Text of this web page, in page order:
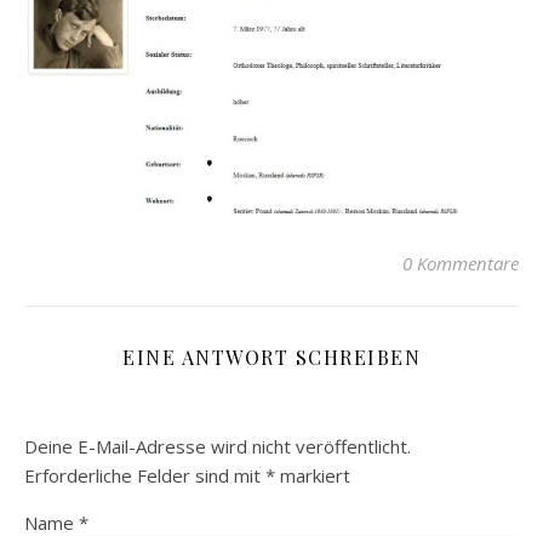
0 Kommentare
EINE ANTWORT SCHREIBEN
Deine E-Mail-Adresse wird nicht veröffentlicht.
Erforderliche Felder sind mit * markiert
Name *